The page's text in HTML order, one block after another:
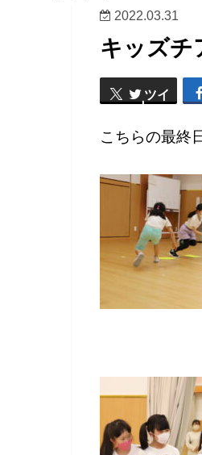
2022.03.31
キッズチ
ツイ
ート
こちらの最終